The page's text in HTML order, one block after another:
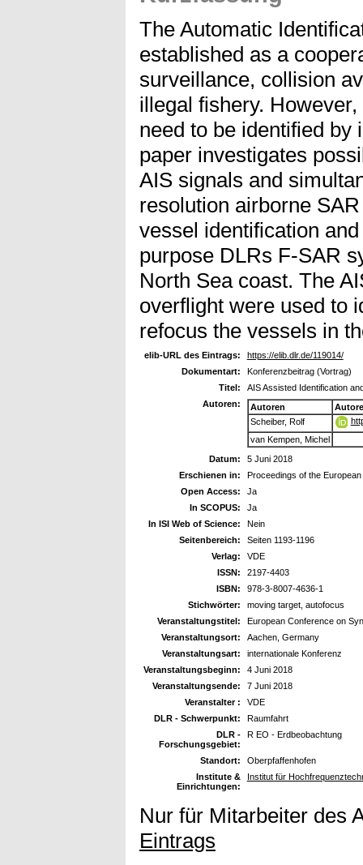
The Automatic
established as a
surveillance, collision
illegal fishery.
need to be identified by
paper investigates
AIS signals and
resolution airborne
vessel identification
purpose DLRs F-SAR
North Sea coast. The
overflight were used to
refocus the vessels in
elib-URL des Eintrags:
https://elib.dlr.de/119014/
Dokumentart:
Konferenzbeitrag (Vortrag)
Titel:
AIS Assisted Identification
Autoren:
Autoren
Scheiber, Rolf
van Kempen, Michel
Datum:
5 Juni 2018
Erschienen in:
Proceedings of the
Open Access:
Ja
In SCOPUS:
Ja
In ISI Web of Science:
Nein
Seitenbereich:
Seiten 1193-1196
Verlag:
VDE
ISSN:
2197-4403
ISBN:
978-3-8007-4636-1
Stichwörter:
moving target, autofocus
Veranstaltungstitel:
European Conference on
Veranstaltungsort:
Aachen, Germany
Veranstaltungsart:
internationale Konferenz
Veranstaltungsbeginn:
4 Juni 2018
Veranstaltungsende:
7 Juni 2018
Veranstalter :
VDE
DLR - Schwerpunkt:
Raumfahrt
DLR -
Forschungsgebiet:
R EO - Erdbeobachtung
Standort:
Oberpfaffenhofen
Institute &
Einrichtungen:
Institut für
Nur für Mitarbeiter des
Eintrags